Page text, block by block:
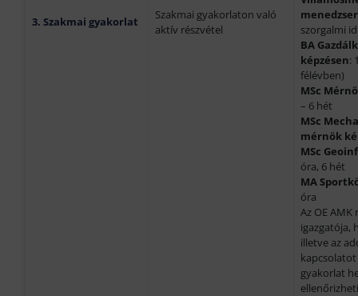
3. Szakmai gyakorlat
Szakmai gyakorlaton való
aktív részvétel
szorgalmi
BA
képzésen:
félévben)
MSc
– 6 hét
MSc
mérnök
MSc
óra, 6 hét
MA
óra
Az OE
igazgatója,
illetve az
gyakorlat